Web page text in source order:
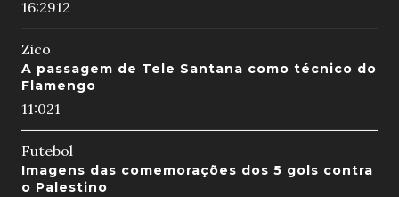
16:2912
Zico
A passagem de Tele Santana como técnico do
Flamengo
11:021
Futebol
Imagens das comemorações dos 5 gols contra
o Palestino